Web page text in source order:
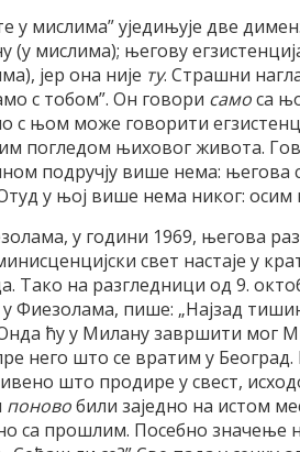
у мислима” уједињује две
мислима); његову
јер она није ту. Страшни
с тобом”. Он говори самоса
с њом може говорити
погледом њиховог живота.
подручју више нема: његова
у њој више нема никог: осим
у години 1969, његова
свет настаје у
Тако на разгледници од 9.
у Фиезолама, пише: „Најзад
ћу у Милану завршити мог
него што се вратим у
што продире у свест,
поновобили заједно на истом
са прошлим. Посебно значење